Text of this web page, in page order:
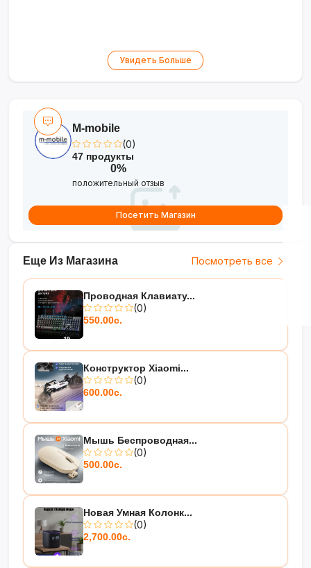
Увидеть Больше
Еще Из Магазина Посмотреть все
Проводная Клавиату...
(0)
550.00с.
Конструктор Xiaomi...
(0)
600.00с.
Мышь Беспроводная...
(0)
500.00с.
Новая Умная Колонк...
(0)
2,700.00с.
M-mobile
(0)
47 продукты
0%
положительный отзыв
Посетить Магазин